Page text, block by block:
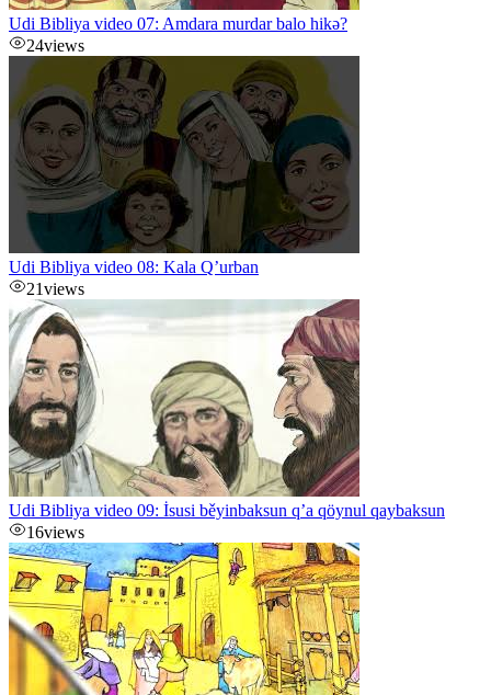
Udi Bibliya video 07: Amdara murdar balo hikə?
24views
Udi Bibliya video 08: Kala Q’urban
21views
Udi Bibliya video 09: İsusi běyinbaksun q’a qöynul qaybaksun
16views